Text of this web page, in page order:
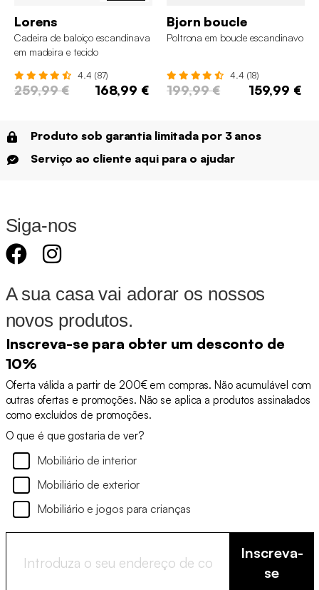
Lorens
Cadeira de baloiço escandinava
em madeira e tecido
4.4 (87)
259,99 € 168,99 €
Bjorn boucle
Poltrona em boucle escandinavo
4.4 (18)
199,99 € 159,99 €
Produto sob garantia limitada por 3 anos
Serviço ao cliente aqui para o ajudar
Siga-nos
A sua casa vai adorar os nossos
novos produtos.
Inscreva-se para obter um desconto de
10%
Oferta válida a partir de 200€ em compras. Não acumulável com
outras ofertas e promoções. Não se aplica a produtos assinalados
como excluídos de promoções.
O que é que gostaria de ver?
Mobiliário de interior
Mobiliário de exterior
Mobiliário e jogos para crianças
Inscreva-
se